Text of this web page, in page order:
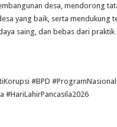
desa, mendorong
yang baik, serta mendukung
saing, dan bebas dari praktik
#BPD #ProgramNasional
#HariLahirPancasila2026